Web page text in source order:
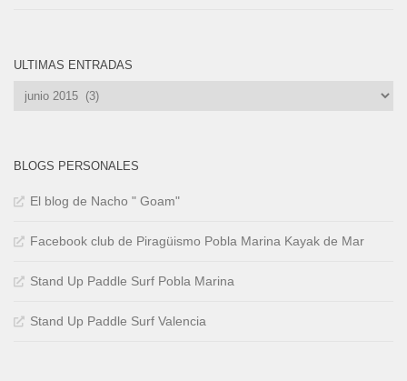
ULTIMAS ENTRADAS
Ultimas
BLOGS PERSONALES
El blog de Nacho " Goam"
Facebook club de Piragüismo Pobla Marina Kayak de Mar
Stand Up Paddle Surf Pobla Marina
Stand Up Paddle Surf Valencia